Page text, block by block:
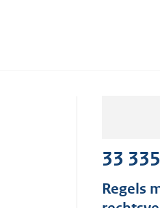
33 335
Regels